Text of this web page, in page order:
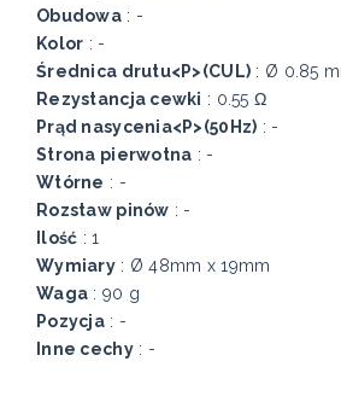
Obudowa: -
Kolor : -
Średnica drutu<P>(CUL) : Ø 0.85
Rezystancja cewki : 0.55 Ω
Prąd nasycenia<P>(50Hz) : -
Strona pierwotna : -
Wtórne : -
Rozstaw pinów : -
Ilość : 1
Wymiary: Ø 48mm x 19mm
Waga : 90 g
Pozycja: -
Inne cechy: -